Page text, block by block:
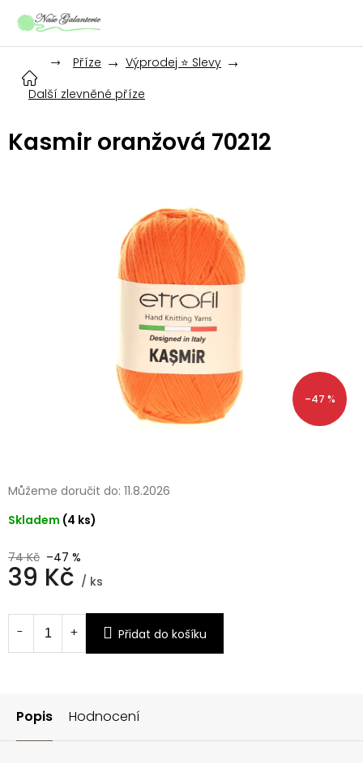
Příze
Výprodej ⭐ Slevy
Další zlevněné příze
Kasmir oranžová 70212
–47 %
74 Kč –47 %
39 Kč / ks
cena:
Skladem (4 ks)
Můžeme doručit do: 11.8.2026
Přidat do košíku
Popis Hodnocení